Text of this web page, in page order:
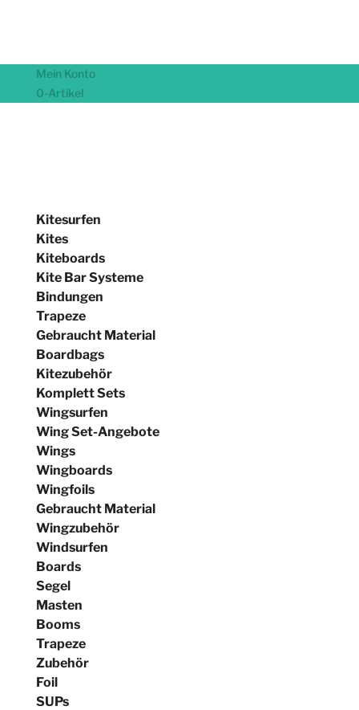
Mein Konto
0-Artikel
Kitesurfen
Kites
Kiteboards
Kite Bar Systeme
Bindungen
Trapeze
Gebraucht Material
Boardbags
Kitezubehör
Komplett Sets
Wingsurfen
Wing Set-Angebote
Wings
Wingboards
Wingfoils
Gebraucht Material
Wingzubehör
Windsurfen
Boards
Segel
Masten
Booms
Trapeze
Zubehör
Foil
SUPs